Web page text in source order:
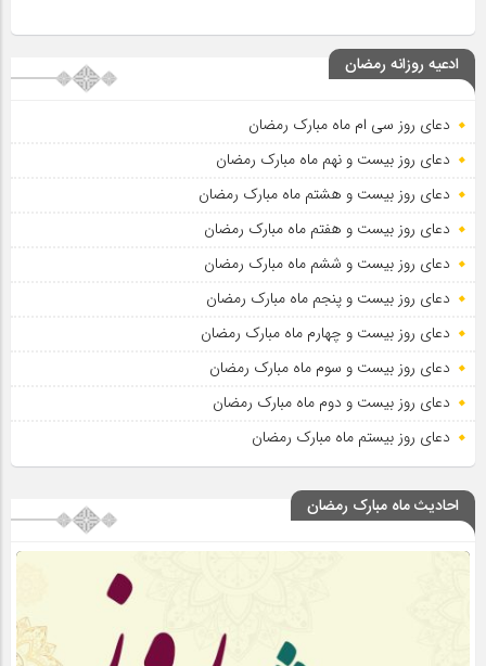
ادعیه روزانه رمضان
دعای روز سی ام ماه مبارک رمضان
دعای روز بیست و نهم ماه مبارک رمضان
دعای روز بیست و هشتم ماه مبارک رمضان
دعای روز بیست و هفتم ماه مبارک رمضان
دعای روز بیست و ششم ماه مبارک رمضان
دعای روز بیست و پنجم ماه مبارک رمضان
دعای روز بیست و چهارم ماه مبارک رمضان
دعای روز بیست و سوم ماه مبارک رمضان
دعای روز بیست و دوم ماه مبارک رمضان
دعای روز بیستم ماه مبارک رمضان
احادیث ماه مبارک رمضان